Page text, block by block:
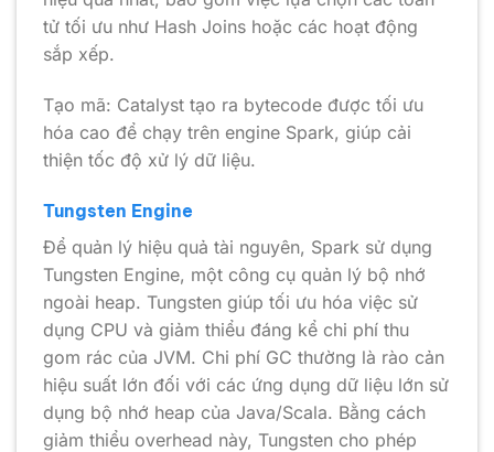
tử tối ưu như Hash Joins hoặc các hoạt động
sắp xếp.
Tạo mã: Catalyst tạo ra bytecode được tối ưu
hóa cao để chạy trên engine Spark, giúp cải
thiện tốc độ xử lý dữ liệu.
Tungsten Engine
Để quản lý hiệu quả tài nguyên, Spark sử dụng
Tungsten Engine, một công cụ quản lý bộ nhớ
ngoài heap. Tungsten giúp tối ưu hóa việc sử
dụng CPU và giảm thiểu đáng kể chi phí thu
gom rác của JVM. Chi phí GC thường là rào cản
hiệu suất lớn đối với các ứng dụng dữ liệu lớn sử
dụng bộ nhớ heap của Java/Scala. Bằng cách
giảm thiểu overhead này, Tungsten cho phép